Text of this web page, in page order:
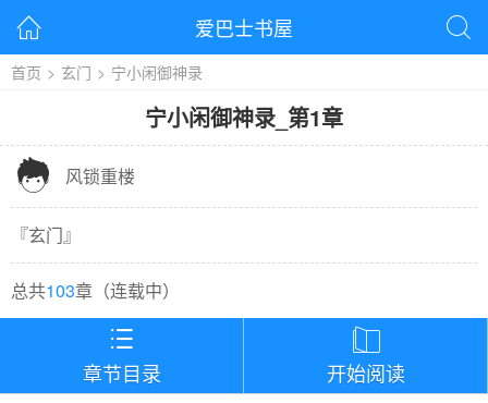
 爱巴士书屋 
首页 > 玄门 > 宁小闲御神录
宁小闲御神录 第1章
 风锁重楼
『玄门』
总共103章（连载中）

章节目录

开始阅读